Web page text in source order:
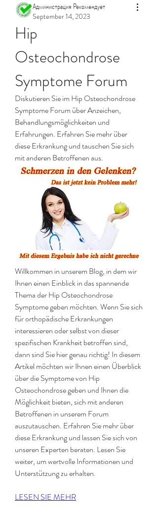
Администрация Рекомендует
September 14, 2023
Hip
Osteochondrose
Symptome Forum
Diskutieren Sie im Hip Osteochondrose
Symptome Forum über Anzeichen,
Behandlungsmöglichkeiten und
Erfahrungen. Erfahren Sie mehr über
diese Erkrankung und tauschen Sie sich
mit anderen Betroffenen aus.
Willkommen in unserem Blog, in dem wir
Ihnen einen Einblick in das spannende
Thema der Hip Osteochondrose
Symptome geben möchten. Wenn Sie sich
für orthopädische Erkrankungen
interessieren oder selbst von dieser
spezifischen Krankheit betroffen sind,
dann sind Sie hier genau richtig! In diesem
Artikel möchten wir Ihnen einen Überblick
über die Symptome von Hip
Osteochondrose geben und Ihnen die
Möglichkeit bieten, sich mit anderen
Betroffenen in unserem Forum
auszutauschen. Erfahren Sie mehr über
diese Erkrankung und lassen Sie sich von
unseren Experten beraten. Lesen Sie
weiter, um wertvolle Informationen und
Unterstützung zu erhalten.
LESEN SIE MEHR